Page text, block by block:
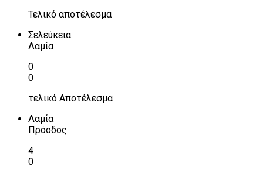
Τελικό αποτέλεσμα
Σελεύκεια
Λαμία
0
0
τελικό Αποτέλεσμα
Λαμία
Πρόοδος
4
0